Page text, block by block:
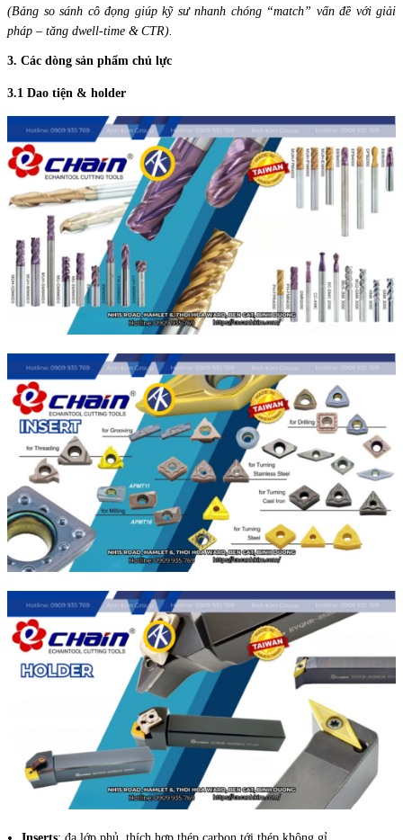
(Bảng so sánh cô đọng giúp kỹ sư nhanh chóng “match” vấn đề với giải
pháp – tăng dwell‑time & CTR).
3. Các dòng sản phẩm chủ lực
3.1 Dao tiện & holder